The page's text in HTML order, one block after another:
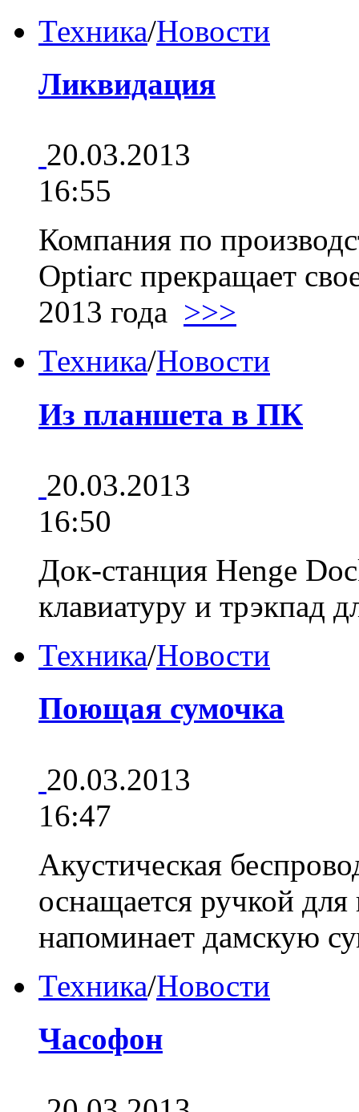
Техника/Новости
Ликвидация
20.03.2013
16:55
Компания по
Optiarc прекращает
2013 года >>>
Техника/Новости
Из планшета в ПК
20.03.2013
16:50
Док-станция Henge
клавиатуру и трэкпад
Техника/Новости
Поющая сумочка
20.03.2013
16:47
Акустическая
оснащается ручкой
напоминает дамскую
Техника/Новости
Часофон